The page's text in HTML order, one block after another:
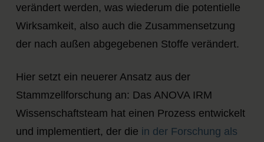
verändert werden, was wiederum die potentielle
Wirksamkeit, also auch die Zusammensetzung
der nach außen abgegebenen Stoffe verändert.
Hier setzt ein neuerer Ansatz aus der
Stammzellforschung an: Das ANOVA IRM
Wissenschaftsteam hat einen Prozess entwickelt
und implementiert, der die in der Forschung als